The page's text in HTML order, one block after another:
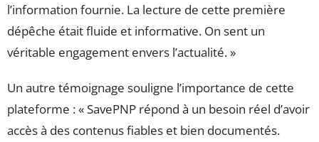
l’information fournie. La lecture de cette première
dépêche était fluide et informative. On sent un
véritable engagement envers l’actualité. »
Un autre témoignage souligne l’importance de cette
plateforme : « SavePNP répond à un besoin réel d’avoir
accès à des contenus fiables et bien documentés.